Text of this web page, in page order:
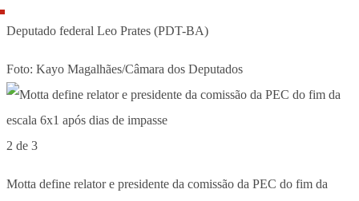
Deputado federal Leo Prates (PDT-BA)
Foto: Kayo Magalhães/Câmara dos Deputados
2 de 3
Motta define relator e presidente da comissão da PEC do fim da